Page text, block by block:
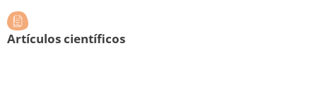
Artículos científicos